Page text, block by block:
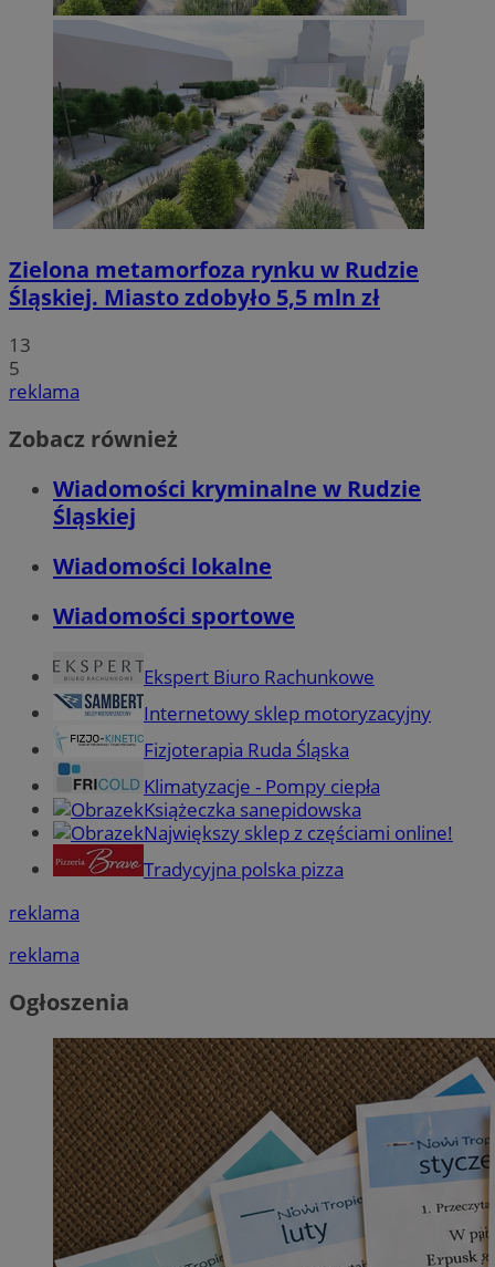
Zielona metamorfoza rynku w Rudzie
Śląskiej. Miasto zdobyło 5,5 mln zł
13
5
reklama
Zobacz również
Wiadomości kryminalne w Rudzie
Śląskiej
Wiadomości lokalne
Wiadomości sportowe
Ekspert Biuro Rachunkowe
Internetowy sklep motoryzacyjny
Fizjoterapia Ruda Śląska
Klimatyzacje - Pompy ciepła
Książeczka sanepidowska
Największy sklep z częściami online!
Tradycyjna polska pizza
reklama
reklama
Ogłoszenia